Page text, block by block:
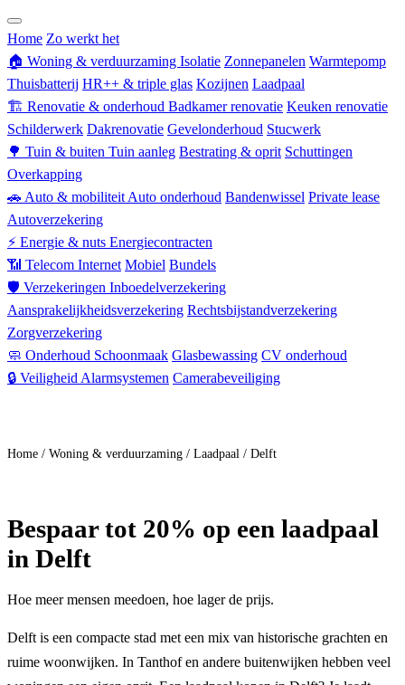
Home Zo werkt het
🏠 Woning & verduurzaming Isolatie Zonnepanelen Warmtepomp
Thuisbatterij HR++ & triple glas Kozijnen Laadpaal
🏗 Renovatie & onderhoud Badkamer renovatie Keuken renovatie
Schilderwerk Dakrenovatie Gevelonderhoud Stucwerk
🌳 Tuin & buiten Tuin aanleg Bestrating & oprit Schuttingen
Overkapping
🚗 Auto & mobiliteit Auto onderhoud Bandenwissel Private lease
Autoverzekering
⚡ Energie & nuts Energiecontracten
📶 Telecom Internet Mobiel Bundels
🛡 Verzekeringen Inboedelverzekering
Aansprakelijkheidsverzekering Rechtsbijstandverzekering
Zorgverzekering
🧼 Onderhoud Schoonmaak Glasbewassing CV onderhoud
🔒 Veiligheid Alarmsystemen Camerabeveiliging
Home / Woning & verduurzaming / Laadpaal / Delft
Bespaartot 20% op een laadpaal
in Delft
Hoe meer mensen meedoen, hoe lager de prijs.
Delft is een compacte stad met een mix van historische grachten en
ruime woonwijken. In Tanthof en andere buitenwijken hebben veel